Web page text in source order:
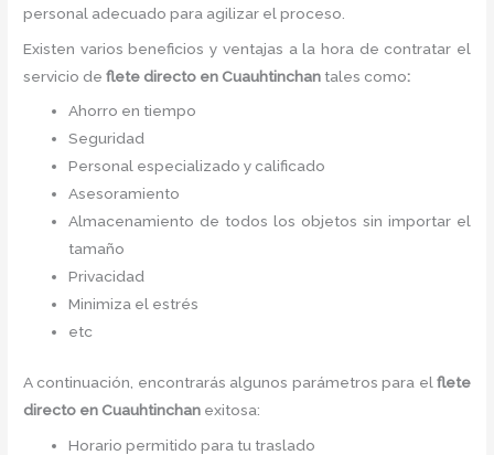
personal adecuado para agilizar el proceso.
Existen varios beneficios y ventajas a la hora de contratar el
servicio de flete directo en Cuauhtinchan tales como:
Ahorro en tiempo
Seguridad
Personal especializado y calificado
Asesoramiento
Almacenamiento de todos los objetos sin importar el
tamaño
Privacidad
Minimiza el estrés
etc
A continuación, encontrarás algunos parámetros para el flete
directo en Cuauhtinchan exitosa:
Horario permitido para tu traslado